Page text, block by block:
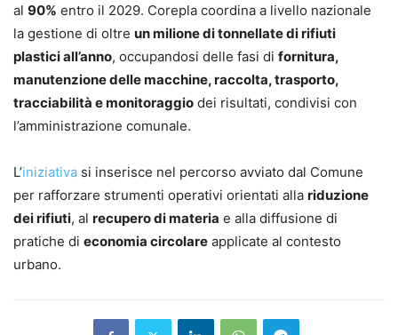
al 90% entro il 2029. Corepla coordina a livello nazionale
la gestione di oltre un milione di tonnellate di rifiuti
plastici all’anno, occupandosi delle fasi di fornitura,
manutenzione delle macchine, raccolta, trasporto,
tracciabilità e monitoraggio dei risultati, condivisi con
l’amministrazione comunale.
L’iniziativa si inserisce nel percorso avviato dal Comune
per rafforzare strumenti operativi orientati alla riduzione
dei rifiuti, al recupero di materia e alla diffusione di
pratiche di economia circolare applicate al contesto
urbano.